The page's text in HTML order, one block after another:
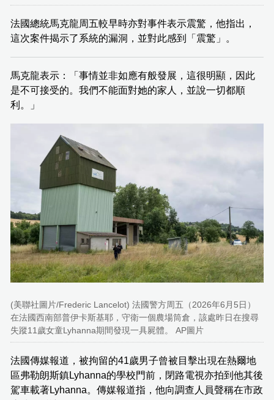
法國總統馬克龍周五較早時亦對事件表示震驚，他指出，
這次案件揭示了系統的漏洞，並對此感到「震驚」。
馬克龍表示：「事情並非如應有般發展，這很明顯，因此
是不可接受的。我們不能面對她的家人，並說一切都順
利。」
(美聯社圖片/Frederic Lancelot) 法國警方周五（2026年6月5日）
在法國西南部普伊卡斯基耶，守衛一個農場筒倉，該處昨日在搜尋
失蹤11歲女童Lyhanna期間發現一具屍體。 AP圖片
法國傳媒報道，被拘留的41歲男子曾被目擊出現在熱爾地
區弗勒朗斯鎮Lyhanna的學校門前，閉路電視亦拍到他其後
駕車載著Lyhanna。傳媒報道指，他向調查人員聲稱在市政